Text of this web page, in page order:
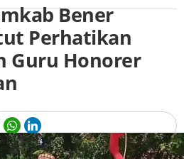
Bener
Perhatikan
Guru Honorer